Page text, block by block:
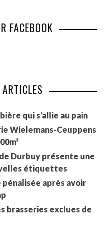
FACEBOOK
qui s'allie au pain
Wielemans-Ceuppens
Durbuy présente une
étiquettes
pénalisée après avoir
brasseries exclues de